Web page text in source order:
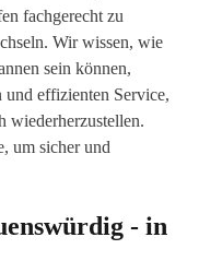
fachgerecht zu
Wir wissen, wie
sein können,
und effizienten Service,
wiederherzustellen.
um sicher und
- in